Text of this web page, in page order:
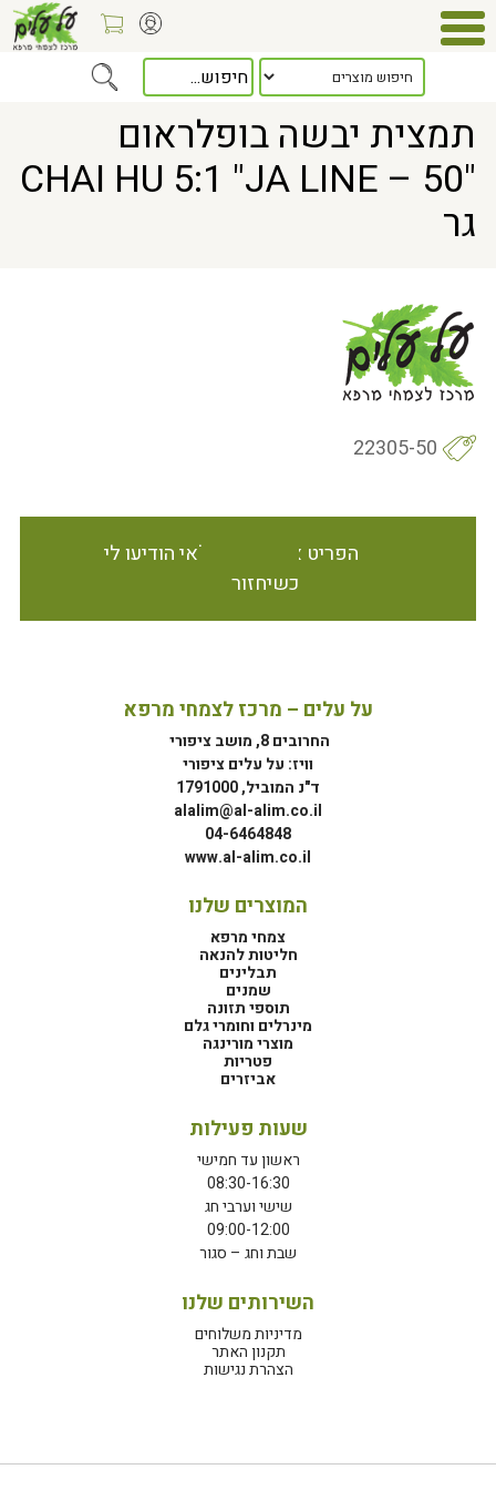
> תמצית יבשה בופלראום "CHAI HU 5:1 "JA LINE – 50 גר
תמצית יבשה בופלראום
"CHAI HU 5:1 "JA LINE – 50
גר
22305-50
הפריט אינו זמין במלאי הודיעו לי
כשיחזור
על עלים – מרכז לצמחי מרפא
החרובים 8, מושב ציפורי
וויז: על עלים ציפורי
ד"נ המוביל, 1791000
alalim@al-alim.co.il
04-6464848
www.al-alim.co.il
המוצרים שלנו
צמחי מרפא
חליטות להנאה
תבלינים
שמנים
תוספי תזונה
מינרלים וחומרי גלם
מוצרי מורינגה
פטריות
אביזרים
שעות פעילות
ראשון עד חמישי
08:30-16:30
שישי וערבי חג
09:00-12:00
שבת וחג – סגור
השירותים שלנו
מדיניות משלוחים
תקנון האתר
הצהרת נגישות